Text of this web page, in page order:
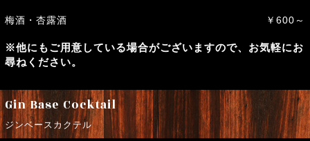
梅酒・杏露酒 ￥600～
※他にもご用意している場合がございますので、お気軽にお
尋ねください。
Gin Base Cocktail
ジンベースカクテル